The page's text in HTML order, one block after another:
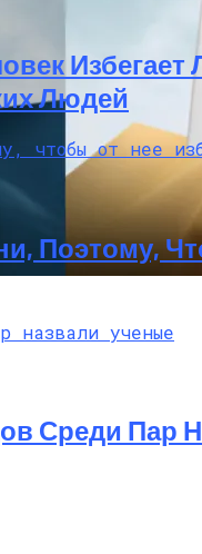
Людей
Поэтому,
Среди Пар